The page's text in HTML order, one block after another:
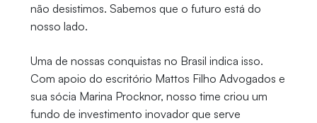
não desistimos. Sabemos que o futuro está do
nosso lado.
Uma de nossas conquistas no Brasil indica isso.
Com apoio do escritório Mattos Filho Advogados e
sua sócia Marina Procknor, nosso time criou um
fundo de investimento inovador que serve